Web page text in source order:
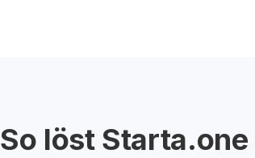
So löst Starta.one